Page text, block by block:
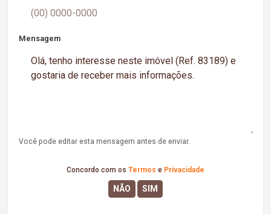
Mensagem
Você pode editar esta mensagem antes de enviar.
Concordo com os Termos e Privacidade